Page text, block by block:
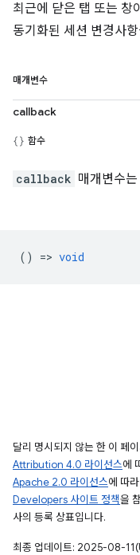
최근에 닫은 탭 또는 창
동기화된 세션 변경사
매개변수
callback
함수
callback 매개변수
() => void
달리 명시되지 않는 한 이 페
Attribution 4.0 라이선스에
Apache 2.0 라이선스에 따
Developers 사이트 정책을
사의 등록 상표입니다.
최종 업데이트: 2025-08-